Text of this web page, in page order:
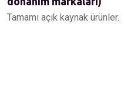
Tamamı açık kaynak ürünler.